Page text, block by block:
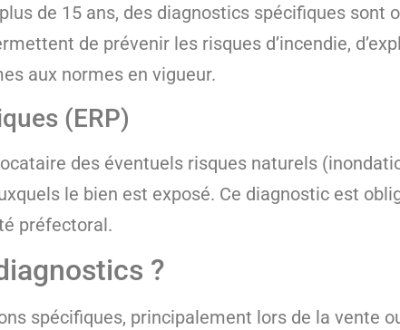
de 15 ans, des diagnostics spécifiques sont
de prévenir les risques d’incendie,
aux normes en vigueur.
(ERP)
des éventuels risques naturels
le bien est exposé. Ce diagnostic est
préfectoral.
?
spécifiques, principalement lors de la vente